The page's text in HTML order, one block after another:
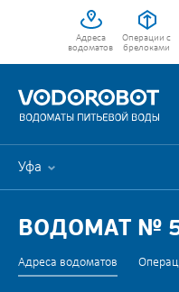
Адреса
водоматов
Операции с
брелоками
Уфа
ВОДОМАТ №
Адреса водоматов